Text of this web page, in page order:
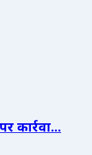
कार्रवा...